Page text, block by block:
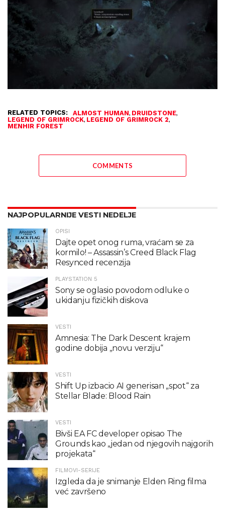
RELATED TOPICS: ALMOST HUMAN, DRUIDSTONE,
LEGEND OF GRIMROCK, LEGEND OF GRIMROCK 2,
MENHIR FOREST
COMMENTS
NAJPOPULARNIJE VESTI NEDELJE
OPISI
Dajte opet onog ruma, vraćam se za
kormilo! – Assassin’s Creed Black Flag
Resynced recenzija
PLAYSTATION 5
Sony se oglasio povodom odluke o
ukidanju fizičkih diskova
VESTI
Amnesia: The Dark Descent krajem
godine dobija „novu verziju“
VESTI
Shift Up izbacio AI generisan „spot“ za
Stellar Blade: Blood Rain
VESTI
Bivši EA FC developer opisao The
Grounds kao „jedan od njegovih najgorih
projekata“
FILMOVI-SERIJE
Izgleda da je snimanje Elden Ring filma
već završeno